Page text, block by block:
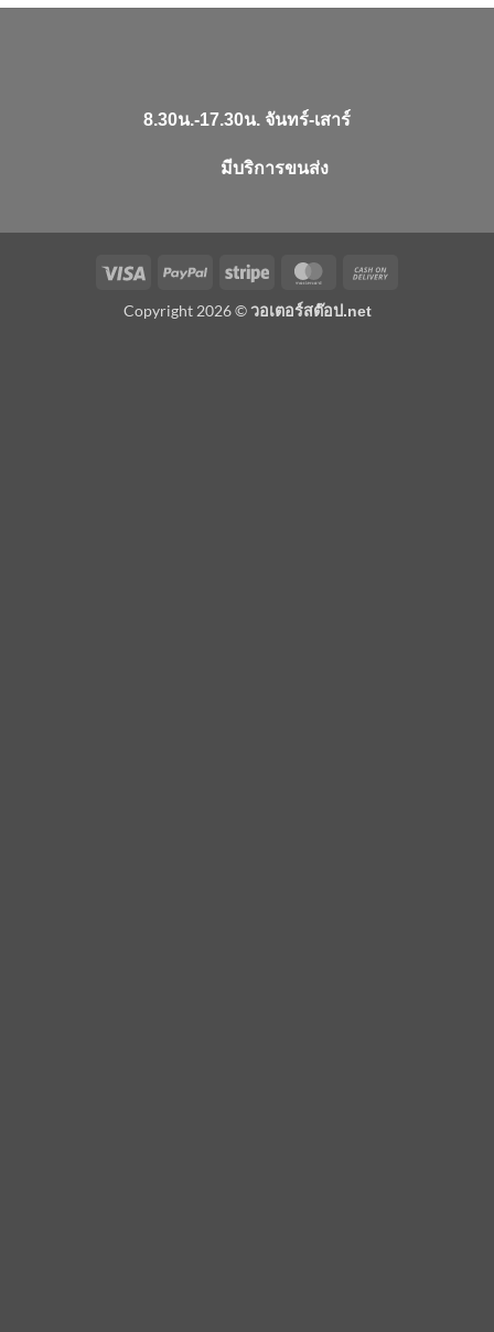
8.30น.-17.30น. จันทร์-เสาร์
มีบริการขนส่ง
Visa PayPal Stripe MasterCard
Copyright 2026 ©วอเตอร์สต๊อป.net